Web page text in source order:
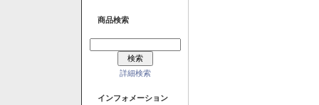
商品検索
詳細検索
インフォメーション